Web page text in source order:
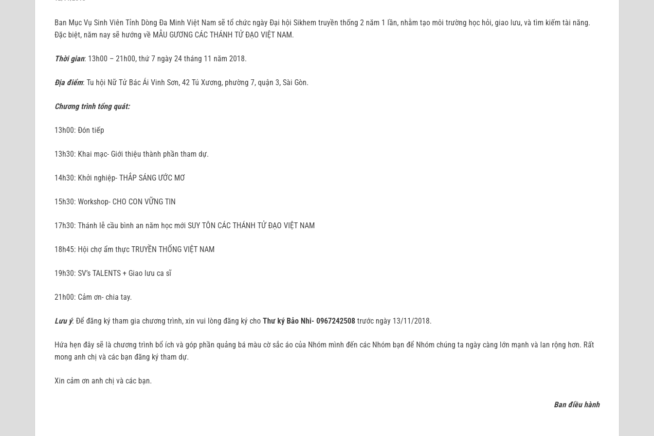
Ban Mục Vụ Sinh Viên Tỉnh Dòng Đa Minh Việt Nam sẽ tổ chức ngày Đại hội Sikhem truyền thống 2 năm 1 lần, nhằm tạo môi trường học hỏi, giao lưu, và tìm kiếm tài năng.
Đặc biệt, năm nay sẽ hướng về MẪU GƯƠNG CÁC THÁNH TỬ ĐẠO VIỆT NAM.
Thời gian: 13h00 – 21h00, thứ 7 ngày 24 tháng 11 năm 2018.
Địa điểm: Tu hội Nữ Tử Bác Ái Vinh Sơn, 42 Tú Xương, phường 7, quận 3, Sài Gòn.
Chương trình tổng quát:
13h00: Đón tiếp
13h30: Khai mạc- Giới thiệu thành phần tham dự.
14h30: Khởi nghiệp- THẮP SÁNG ƯỚC MƠ
15h30: Workshop- CHO CON VỮNG TIN
17h30: Thánh lễ cầu bình an năm học mới SUY TÔN CÁC THÁNH TỬ ĐẠO VIỆT NAM
18h45: Hội chợ ẩm thực TRUYỀN THỐNG VIỆT NAM
19h30: SV’s TALENTS + Giao lưu ca sĩ
21h00: Cảm ơn- chia tay.
Lưu ý: Để đăng ký tham gia chương trình, xin vui lòng đăng ký cho Thư ký Bảo Nhi- 0967242508 trước ngày 13/11/2018.
Hứa hẹn đây sẽ là chương trình bổ ích và góp phần quảng bá màu cờ sắc áo của Nhóm mình đến các Nhóm bạn để Nhóm chúng ta ngày càng lớn mạnh và lan rộng hơn. Rất
mong anh chị và các bạn đăng ký tham dự.
Xin cảm ơn anh chị và các bạn.
Ban điều hành